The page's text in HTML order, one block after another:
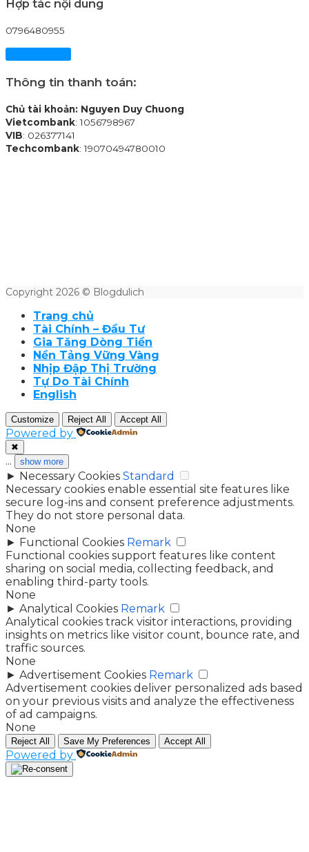
Hợp tác nội dung
0796480955
Thông tin thanh toán:
Chủ tài khoản: Nguyen Duy Chuong
Vietcombank: 1056798967
VIB: 026377141
Techcombank: 19070494780010
Copyright 2026 © Blogdulich
Trang chủ
Tài Chính – Đầu Tư
Gia Tăng Dòng Tiền
Nền Tảng Vững Vàng
Nhịp Đập Thị Trường
Tự Do Tài Chính
English
Customize Reject All Accept All
Powered by
✖
... show more
► Necessary Cookies Standard
Necessary cookies enable essential site features like
secure log-ins and consent preference adjustments.
They do not store personal data.
None
► Functional Cookies Remark
Functional cookies support features like content
sharing on social media, collecting feedback, and
enabling third-party tools.
None
► Analytical Cookies Remark
Analytical cookies track visitor interactions, providing
insights on metrics like visitor count, bounce rate, and
traffic sources.
None
► Advertisement Cookies Remark
Advertisement cookies deliver personalized ads based
on your previous visits and analyze the effectiveness
of ad campaigns.
None
Reject All Save My Preferences Accept All
Powered by